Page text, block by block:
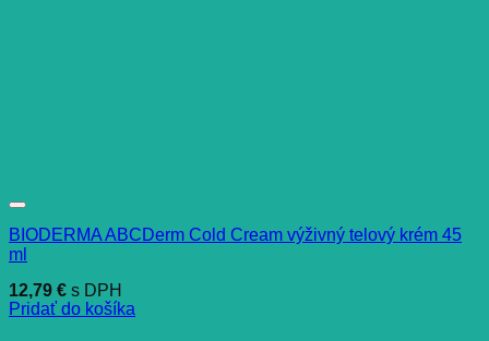
BIODERMA ABCDerm Cold Cream výživný telový krém 45
ml
12,79 € s DPH
Pridať do košíka